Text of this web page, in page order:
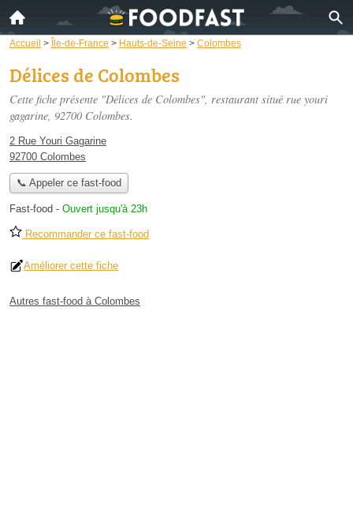
Accueil > Île-de-France > Hauts-de-Seine > Colombes
Délices de Colombes
Cette fiche présente "Délices de Colombes", restaurant situé rue youri
gagarine, 92700 Colombes.
2 Rue Youri Gagarine
92700 Colombes
📞 Appeler ce fast-food
Fast-food - Ouvert jusqu'à 23h
Recommander ce fast-food
Améliorer cette fiche
Autres fast-food à Colombes